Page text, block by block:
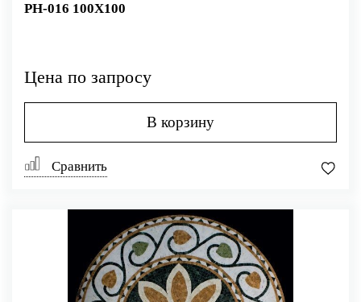
PH-016 100X100
Цена по запросу
В корзину
Сравнить